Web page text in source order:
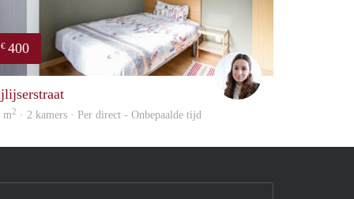
€ 400
m2 · 2 kamers · Per direct - Onbepaalde tijd